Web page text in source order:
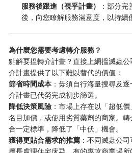
服務後跟進（視乎計畫）
：部分
後，向您瞭解服務滿意度，以持續
為什麼您需要考慮轉介服務？
點解要揾轉介計畫？直接上網搵滅蟲
介計畫提供了以下難以替代的價值：
節省時間成本 ：毋須自行海量搜尋及
介計畫已代勞完成初步篩選。
降低決策風險 ：市場上存在以「超低
名目加價，或使用劣質藥劑的商家。
合一定標準，降低了「中伏」機會。
獲得更貼合需求的推薦 ：不同滅蟲公